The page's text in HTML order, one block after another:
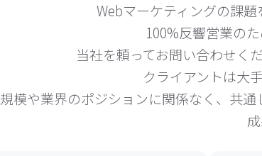
Webマーケティングの課題
100%反響営業の
当社を頼ってお問い合わせく
クライアントは大
規模や業界のポジションに関係なく、共